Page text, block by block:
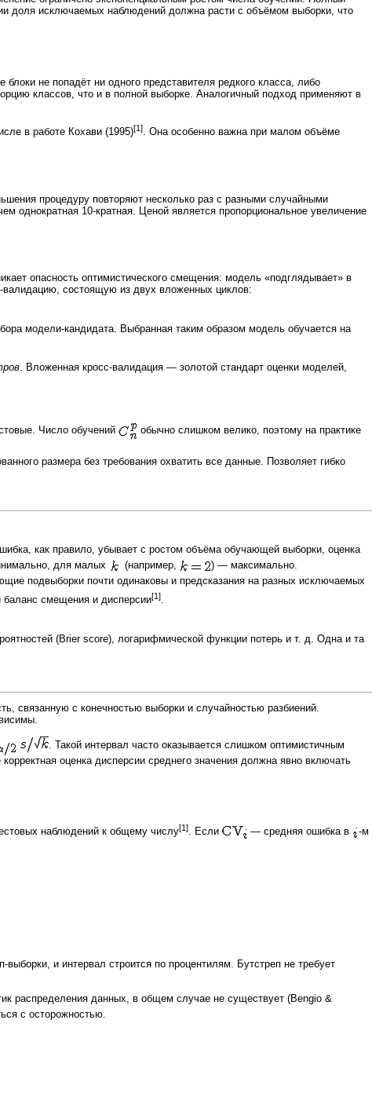
доля исключаемых наблюдений должна расти с объёмом выборки, что
не попадёт ни одного представителя редкого класса, либо
классов, что и в полной выборке. Аналогичный подход применяют в
в работе Кохави (1995)[1]. Она особенно важна при малом объёме
процедуру повторяют несколько раз с разными случайными
однократная 10-кратная. Ценой является пропорциональное увеличение
опасность оптимистического смещения: модель «подглядывает» в
валидацию, состоящую из двух вложенных циклов:
модели-кандидата. Выбранная таким образом модель обучается на
. Вложенная кросс-валидация — золотой стандарт оценки моделей,
Число обучений
обычно слишком велико, поэтому на практике
размера без требования охватить все данные. Позволяет гибко
как правило, убывает с ростом объёма обучающей выборки, оценка
для малых (например,
) — максимально.
подвыборки почти одинаковы и предсказания на разных исключаемых
баланс смещения и дисперсии[1].
(Brier score), логарифмической функции потерь и т. д. Одна и та
связанную с конечностью выборки и случайностью разбиений.
. Такой интервал часто оказывается слишком оптимистичным
оценка дисперсии среднего значения должна явно включать
наблюдений к общему числу[1]. Если — средняя ошибка в -м
выборки, и интервал строится по процентилям. Бутстреп не требует
распределения данных, в общем случае не существует (Bengio &
с осторожностью.